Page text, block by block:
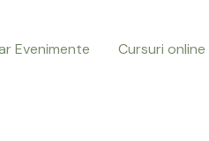
Evenimente Cursuri online